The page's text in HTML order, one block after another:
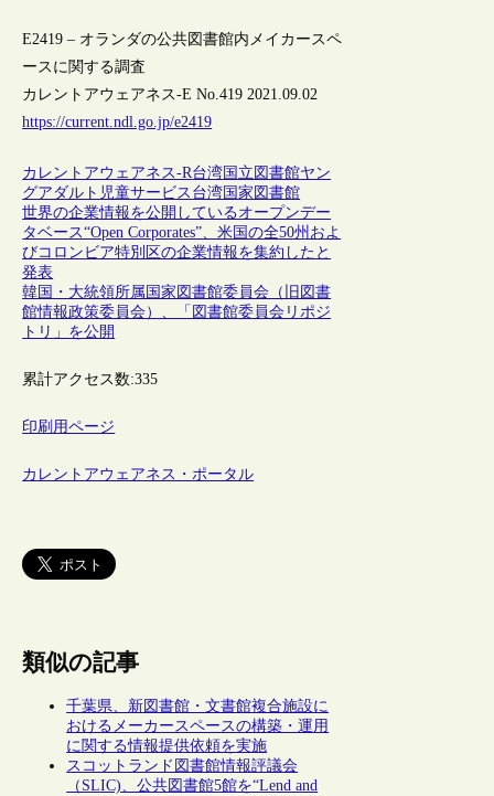
E2419 – オランダの公共図書館内メイカースペ
ースに関する調査
カレントアウェアネス-E No.419 2021.09.02
https://current.ndl.go.jp/e2419
カレントアウェアネス-R台湾 国立図書館ヤン
グアダルト 児童サービス 台湾国家図書館
世界の企業情報を公開しているオープンデー
タベース“Open Corporates”、米国の全50州およ
びコロンビア特別区の企業情報を集約したと
発表
韓国・大統領所属国家図書館委員会（旧図書
館情報政策委員会）、「図書館委員会リポジ
トリ」を公開
累計アクセス数:335
印刷用ページ
カレントアウェアネス・ポータル
類似の記事
千葉県、新図書館・文書館複合施設に
おけるメーカースペースの構築・運用
に関する情報提供依頼を実施
スコットランド図書館情報評議会
（SLIC)、公共図書館5館を“Lend and